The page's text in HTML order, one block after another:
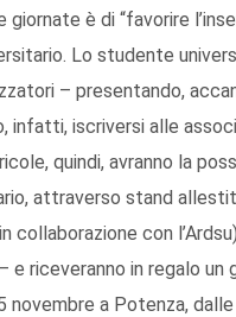
giornate è di “favorire
Lo studente
– presentando,
infatti, iscriversi alle
quindi, avranno la
attraverso stand
collaborazione con
e riceveranno in regalo un
a Potenza,